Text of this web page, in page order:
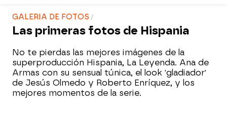
GALERIA DE FOTOS
Las primeras fotos de Hispania
No te pierdas las mejores imágenes de la
superproducción Hispania, La Leyenda. Ana de
Armas con su sensual túnica, el look 'gladiador'
de Jesús Olmedo y Roberto Enríquez, y los
mejores momentos de la serie.